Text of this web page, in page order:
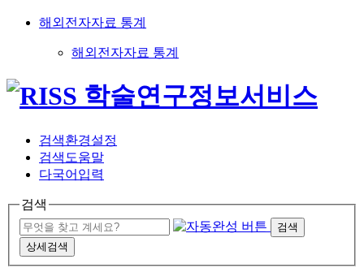
해외전자자료 통계
해외전자자료 통계
검색환경설정
검색도움말
다국어입력
검색
검색
상세검색